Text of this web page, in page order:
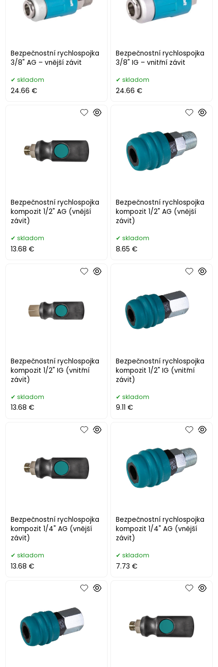
Bezpečnostní rychlospojka
3/8" AG – vnější závit
skladom
24.66 €
Bezpečnostní rychlospojka
3/8" IG – vnitřní závit
skladom
24.66 €
Bezpečnostní rychlospojka
kompozit 1/2" AG (vnější
závit)
skladom
13.68 €
Bezpečnostní rychlospojka
kompozit 1/2" AG (vnější
závit)
skladom
8.65 €
Bezpečnostní rychlospojka
kompozit 1/2" IG (vnitřní
závit)
skladom
13.68 €
Bezpečnostní rychlospojka
kompozit 1/2" IG (vnitřní
závit)
skladom
9.11 €
Bezpečnostní rychlospojka
kompozit 1/4" AG (vnější
závit)
skladom
13.68 €
Bezpečnostní rychlospojka
kompozit 1/4" AG (vnější
závit)
skladom
7.73 €